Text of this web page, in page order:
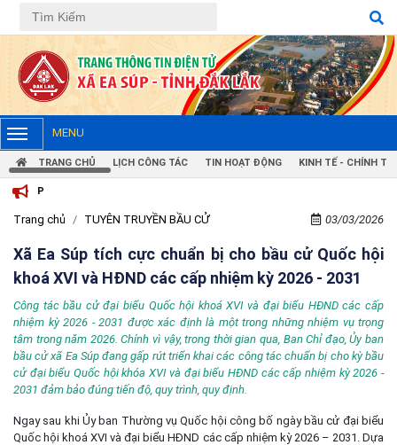
MENU
TRANG CHỦ LỊCH CÔNG TÁC TIN HOẠT ĐỘNG KINH TẾ - CHÍNH TRỊ
Trang chủ TUYÊN TRUYỀN BẦU CỬ 03/03/2026
Xã Ea Súp tích cực chuẩn bị cho bầu cử Quốc hội
khoá XVI và HĐND các cấp nhiệm kỳ 2026 - 2031
Công tác bầu cử đại biểu Quốc hội khoá XVI và đại biểu HĐND các cấp
nhiệm kỳ 2026 - 2031 được xác định là một trong những nhiệm vụ trọng
tâm trong năm 2026. Chính vì vậy, trong thời gian qua, Ban Chỉ đạo, Ủy ban
bầu cử xã Ea Súp đang gấp rút triển khai các công tác chuẩn bị cho kỳ bầu
cử đại biểu Quốc hội khóa XVI và đại biểu HĐND các cấp nhiệm kỳ 2026 -
2031 đảm bảo đúng tiến độ, quy trình, quy định.
Ngay sau khi Ủy ban Thường vụ Quốc hội công bố ngày bầu cử đại biểu
Quốc hội khoá XVI và đại biểu HĐND các cấp nhiệm kỳ 2026 – 2031. Dựa